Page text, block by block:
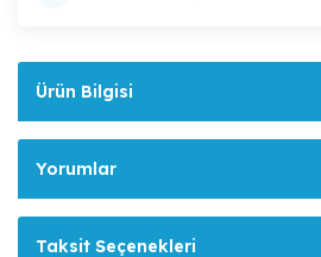
Ürün Bilgisi
Yorumlar
Taksit Seçenekleri